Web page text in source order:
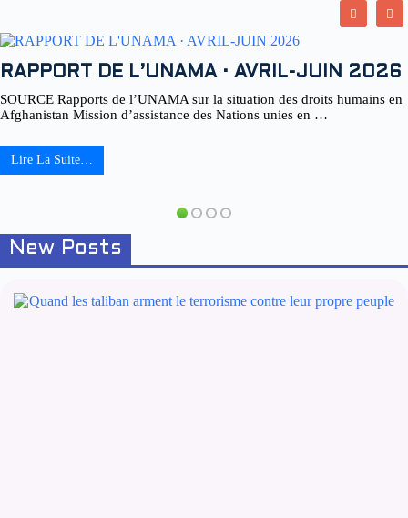
RAPPORT DE L’UNAMA · AVRIL-JUIN 2026
SOURCE Rapports de l’UNAMA sur la situation des droits humains en
Afghanistan Mission d’assistance des Nations unies en …
Lire La Suite…
New Posts